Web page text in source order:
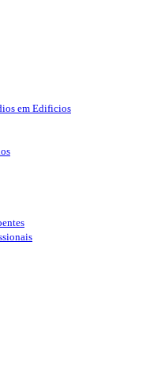
em Edificios